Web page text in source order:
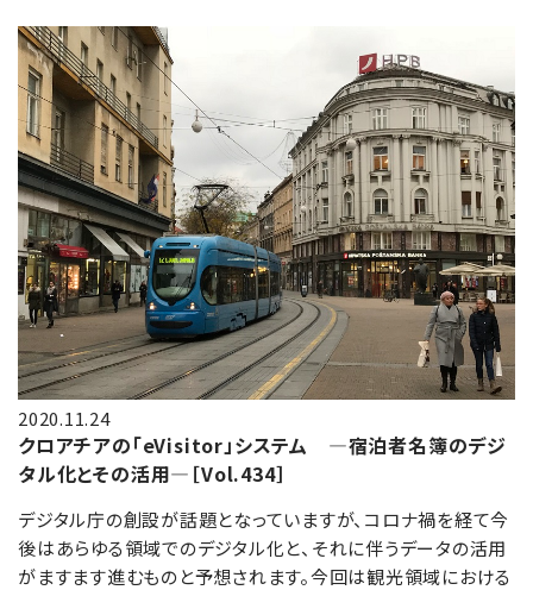
2020.11.24
クロアチアの「eVisitor」システム ―宿泊者名簿のデジ
タル化とその活用―［Vol.434］
デジタル庁の創設が話題となっていますが、コロナ禍を経て今
後はあらゆる領域でのデジタル化と、それに伴うデータの活用
がますます進むものと予想されます。今回は観光領域における